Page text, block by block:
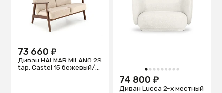
73 660 ₽
Диван HALMAR MILANO 2S
tap. Castel 15 бежевый/
1 2 3 4 5 6 7 8 9
74 800 ₽
Диван Lucca 2-х местный